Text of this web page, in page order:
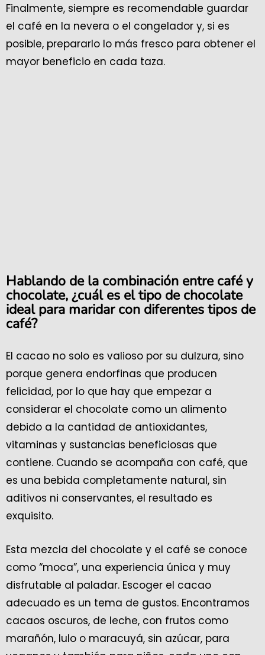
Finalmente, siempre es recomendable guardar
el café en la nevera o el congelador y, si es
posible, prepararlo lo más fresco para obtener el
mayor beneficio en cada taza.
Hablando de la combinación entre café y
chocolate, ¿cuál es el tipo de chocolate
ideal para maridar con diferentes tipos de
café?
El cacao no solo es valioso por su dulzura, sino
porque genera endorfinas que producen
felicidad, por lo que hay que empezar a
considerar el chocolate como un alimento
debido a la cantidad de antioxidantes,
vitaminas y sustancias beneficiosas que
contiene. Cuando se acompaña con café, que
es una bebida completamente natural, sin
aditivos ni conservantes, el resultado es
exquisito.
Esta mezcla del chocolate y el café se conoce
como “moca”, una experiencia única y muy
disfrutable al paladar. Escoger el cacao
adecuado es un tema de gustos. Encontramos
cacaos oscuros, de leche, con frutos como
marañón, lulo o maracuyá, sin azúcar, para